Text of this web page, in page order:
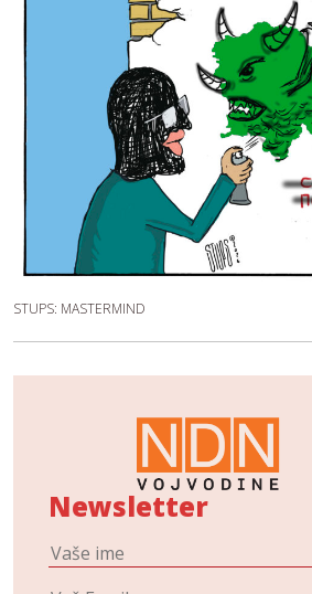
STUPS: MASTERMIND
Newsletter